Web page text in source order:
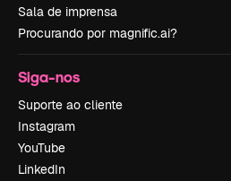
Sala de imprensa
Procurando por magnific.ai?
Siga-nos
Suporte ao cliente
Instagram
YouTube
LinkedIn